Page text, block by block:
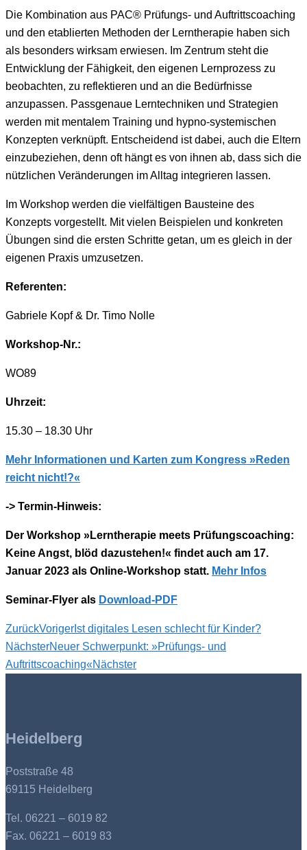
Die Kombination aus PAC® Prüfungs- und Auftrittscoaching
und den etablierten Methoden der Lerntherapie haben sich
als besonders wirksam erwiesen. Im Zentrum steht die
Entwicklung der Fähigkeit, den eigenen Lernprozess zu
beobachten, zu reflektieren und an die Bedürfnisse
anzupassen. Passgenaue Lerntechniken und Strategien
werden mit mentalem Training und hypno-systemischen
Konzepten verknüpft. Entscheidend ist dabei, auch die Eltern
einzubeziehen, denn oft hängt es von ihnen ab, dass sich die
nützlichen Veränderungen im Alltag integrieren lassen.
Im Workshop werden die vielfältigen Bausteine des
Konzepts vorgestellt. Mit vielen Beispielen und konkreten
Übungen sind die ersten Schritte getan, um es gleich in der
eigenen Praxis umzusetzen.
Referenten:
Gabriele Kopf & Dr. Timo Nolle
Workshop-Nr.:
WO89
Uhrzeit:
15.30 – 18.30 Uhr
Mehr Informationen und Karten zum Kongress »Reden
reicht nicht!?«
-> Termin-Hinweis:
Der Workshop »Lerntherapie meets Prüfungscoaching:
Keine Angst, blöd dazustehen!« findet auch am 17.
Januar 2023 als Online-Workshop statt. Mehr Infos
Seminar-Flyer als Download-PDF
ZurückVoriger Ist digitales Lesen schlecht für Kinder?
NächsterNeuer Schwerpunkt: »Prüfungs- und
Auftrittscoaching«Nächster
Heidelberg
Poststraße 48
69115 Heidelberg
Tel. 06221 – 6019 82
Fax. 06221 – 6019 83